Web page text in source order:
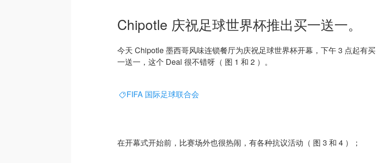
Chipotle 庆祝足球世界杯推出买一送一。
今天 Chipotle 墨西哥风味连锁餐厅为庆祝足球世界杯开幕，下午 3 点起有买
一送一，这个 Deal 很不错呀（ 图 1 和 2 ）。
FIFA 国际足球联合会
在开幕式开始前，比赛场外也很热闹，有各种抗议活动（ 图 3 和 4 ）；